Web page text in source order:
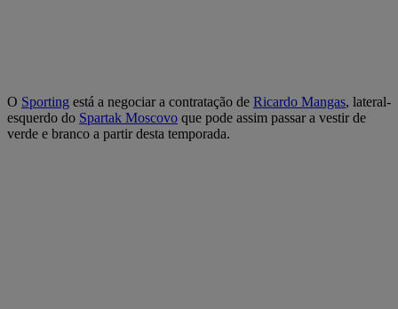
O Sporting está a negociar a contratação de Ricardo Mangas, lateral-
esquerdo do Spartak Moscovo que pode assim passar a vestir de
verde e branco a partir desta temporada.